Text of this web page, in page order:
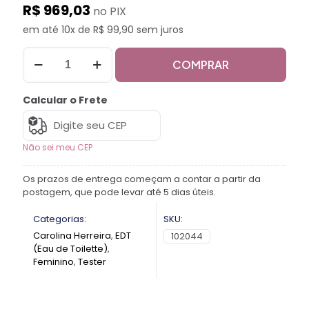
R$ 969,03 no PIX
em até 10x de R$ 99,90 sem juros
COMPRAR
Calcular o Frete
Não sei meu CEP
Os prazos de entrega começam a contar a partir da
postagem, que pode levar até 5 dias úteis.
Categorias:
Carolina Herreira, EDT
(Eau de Toilette),
Feminino, Tester
SKU:
102044